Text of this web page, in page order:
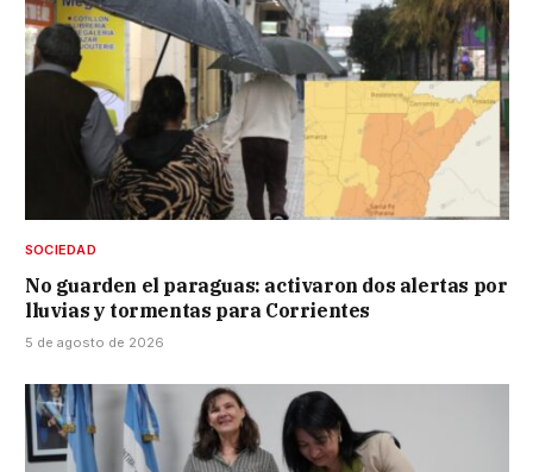
SOCIEDAD
No guarden el paraguas: activaron dos alertas por
lluvias y tormentas para Corrientes
5 de agosto de 2026